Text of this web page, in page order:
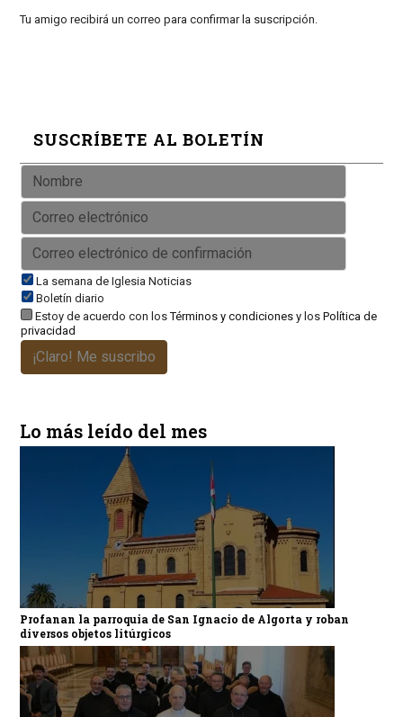
Tu amigo recibirá un correo para confirmar la suscripción.
SUSCRÍBETE AL BOLETÍN
La semana de Iglesia Noticias
Boletín diario
Estoy de acuerdo con losTérminos y condicionesy los Política de
privacidad
¡Claro! Me suscribo
Lo más leído del mes
Profanan la parroquia de San Ignacio de Algorta y roban
diversos objetos litúrgicos